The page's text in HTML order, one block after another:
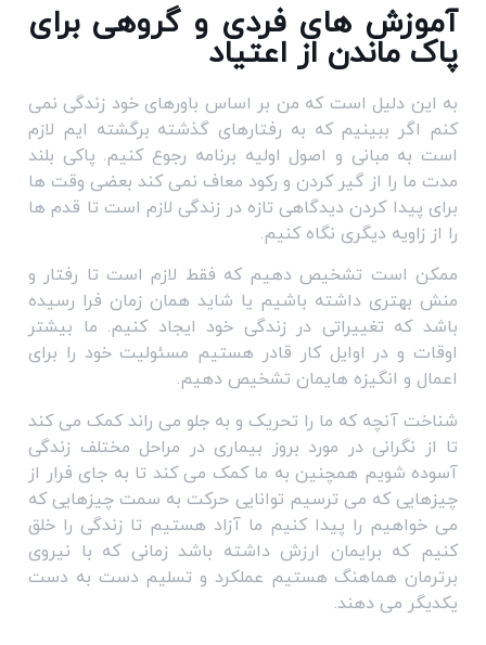
آموزش های فردی و گروهی برای
پاک ماندن از اعتیاد
به این دلیل است که من بر اساس باورهای خود زندگی نمی
کنم اگر ببینیم که به رفتارهای گذشته برگشته ایم لازم
است به مبانی و اصول اولیه برنامه رجوع کنیم. پاکی بلند
مدت ما را از گیر کردن و رکود معاف نمی کند بعضی وقت ها
برای پیدا کردن دیدگاهی تازه در زندگی لازم است تا قدم ها
را از زاویه دیگری نگاه کنیم.
ممکن است تشخیص دهیم که فقط لازم است تا رفتار و
منش بهتری داشته باشیم یا شاید همان زمان فرا رسیده
باشد که تغییراتی در زندگی خود ایجاد کنیم. ما بیشتر
اوقات و در اوایل کار قادر هستیم مسئولیت خود را برای
اعمال و انگیزه هایمان تشخیص دهیم.
شناخت آنچه که ما را تحریک و به جلو می راند کمک می کند
تا از نگرانی در مورد بروز بیماری در مراحل مختلف زندگی
آسوده شویم همچنین به ما کمک می کند تا به جای فرار از
چیزهایی که می ترسیم توانایی حرکت به سمت چیزهایی که
می خواهیم را پیدا کنیم ما آزاد هستیم تا زندگی را خلق
کنیم که برایمان ارزش داشته باشد زمانی که با نیروی
برترمان هماهنگ هستیم عملکرد و تسلیم دست به دست
یکدیگر می دهند.